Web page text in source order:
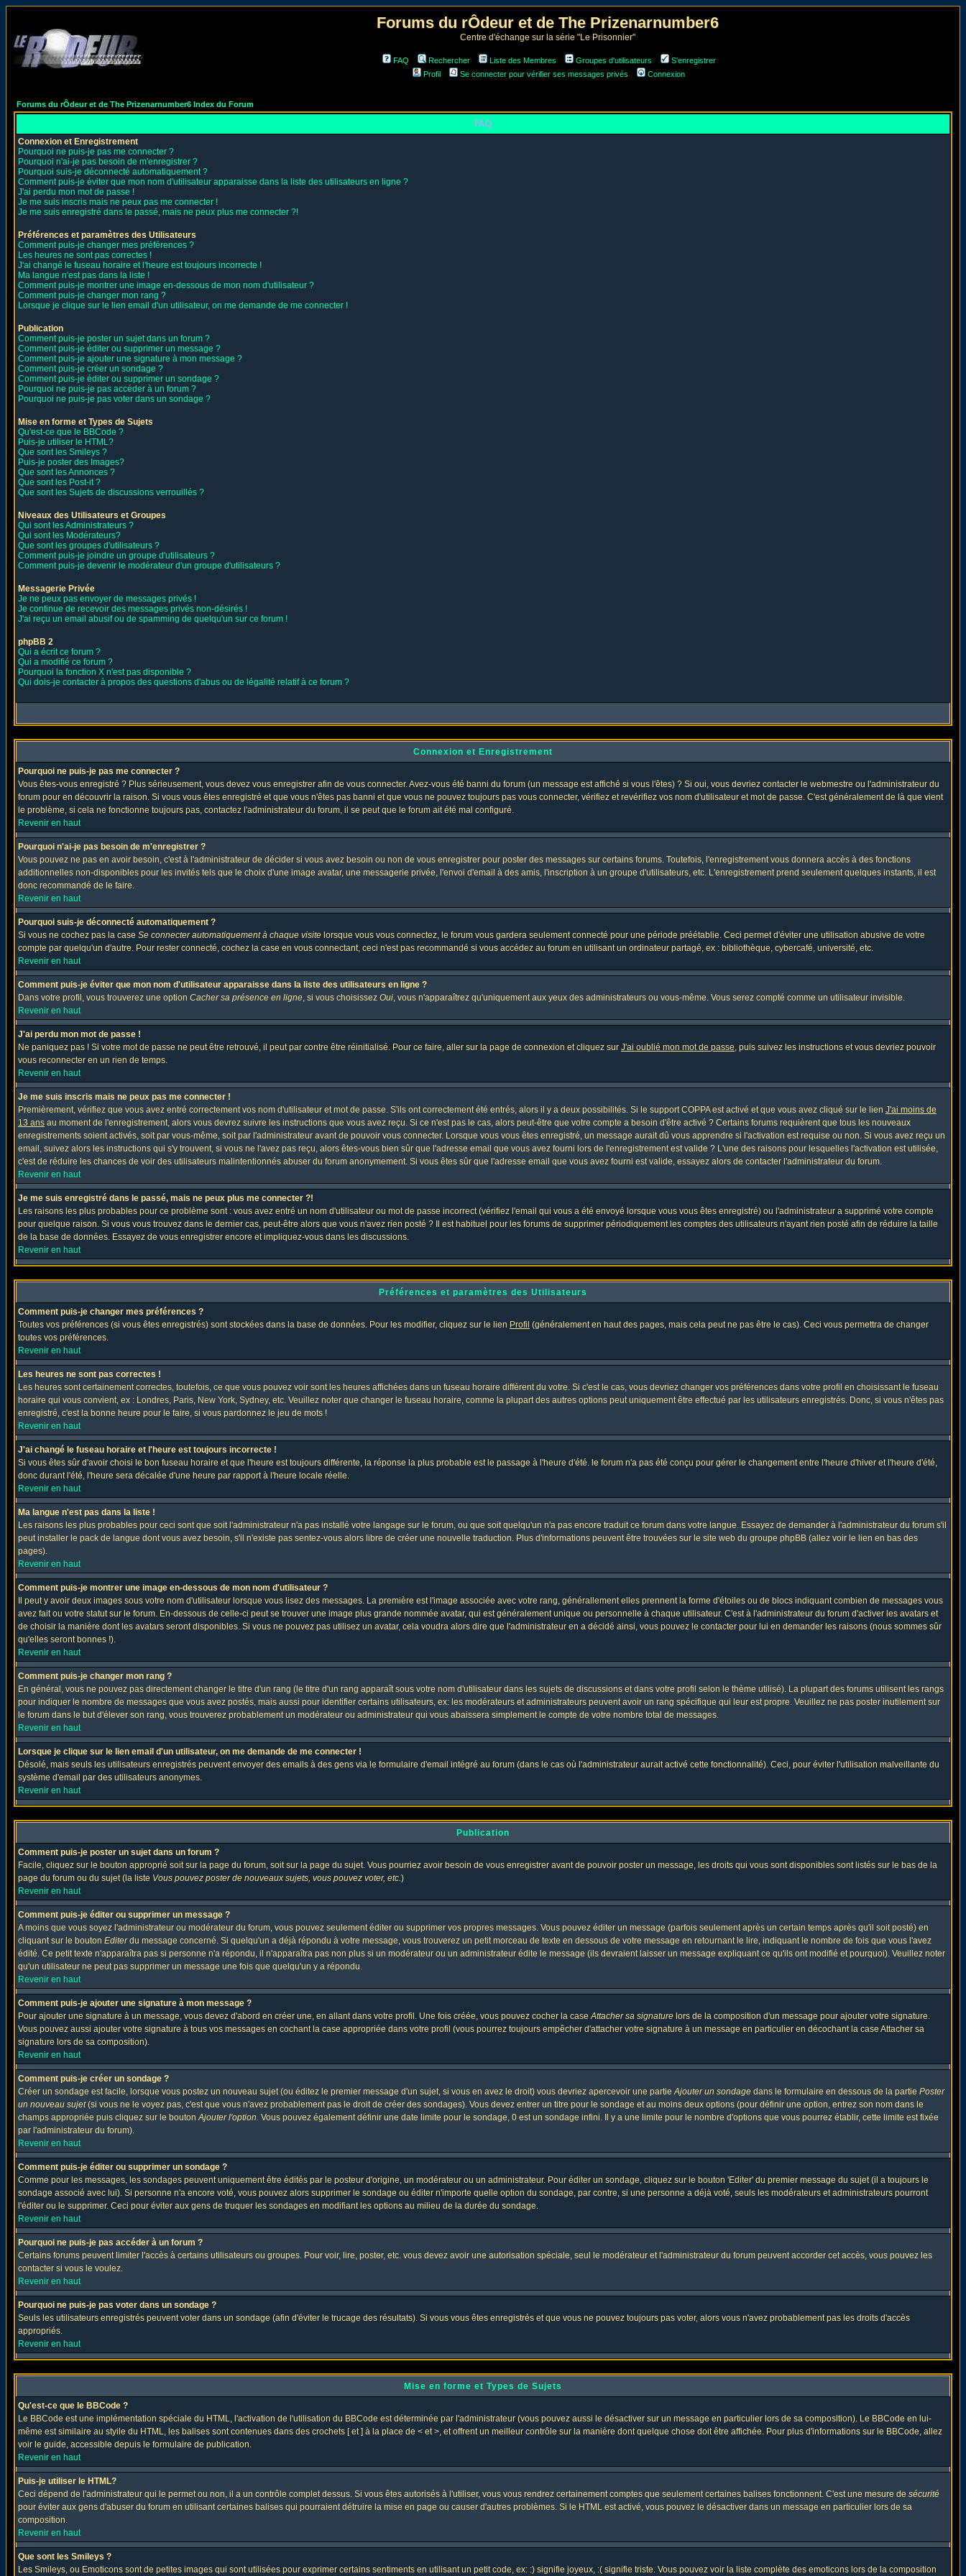
Forums du rÔdeur et de The Prizenarnumber6
Centre d'échange sur la série "Le Prisonnier"
FAQ Rechercher Liste des Membres Groupes d'utilisateurs
S'enregistrer
Profil
Se connecter pour vérifier ses messages privés Connexion
Forums du rÔdeur et de The Prizenarnumber6 Index du Forum
FAQ
Connexion et Enregistrement
Pourquoi ne puis-je pas me connecter ?
Pourquoi n'ai-je pas besoin de m'enregistrer ?
Pourquoi suis-je déconnecté automatiquement ?
Comment puis-je éviter que mon nom d'utilisateur apparaisse dans la liste des utilisateurs en ligne ?
J'ai perdu mon mot de passe !
Je me suis inscris mais ne peux pas me connecter !
Je me suis enregistré dans le passé, mais ne peux plus me connecter ?!
Préférences et paramètres des Utilisateurs
Comment puis-je changer mes préférences ?
Les heures ne sont pas correctes !
J'ai changé le fuseau horaire et l'heure est toujours incorrecte !
Ma langue n'est pas dans la liste !
Comment puis-je montrer une image en-dessous de mon nom d'utilisateur ?
Comment puis-je changer mon rang ?
Lorsque je clique sur le lien email d'un utilisateur, on me demande de me connecter !
Publication
Comment puis-je poster un sujet dans un forum ?
Comment puis-je éditer ou supprimer un message ?
Comment puis-je ajouter une signature à mon message ?
Comment puis-je créer un sondage ?
Comment puis-je éditer ou supprimer un sondage ?
Pourquoi ne puis-je pas accéder à un forum ?
Pourquoi ne puis-je pas voter dans un sondage ?
Mise en forme et Types de Sujets
Qu'est-ce que le BBCode ?
Puis-je utiliser le HTML?
Que sont les Smileys ?
Puis-je poster des Images?
Que sont les Annonces ?
Que sont les Post-it ?
Que sont les Sujets de discussions verrouillés ?
Niveaux des Utilisateurs et Groupes
Qui sont les Administrateurs ?
Qui sont les Modérateurs?
Que sont les groupes d'utilisateurs ?
Comment puis-je joindre un groupe d'utilisateurs ?
Comment puis-je devenir le modérateur d'un groupe d'utilisateurs ?
Messagerie Privée
Je ne peux pas envoyer de messages privés !
Je continue de recevoir des messages privés non-désirés !
J'ai reçu un email abusif ou de spamming de quelqu'un sur ce forum !
phpBB 2
Qui a écrit ce forum ?
Qui a modifié ce forum ?
Pourquoi la fonction X n'est pas disponible ?
Qui dois-je contacter à propos des questions d'abus ou de légalité relatif à ce forum ?
Connexion et Enregistrement
Pourquoi ne puis-je pas me connecter ?
Vous êtes-vous enregistré ? Plus sérieusement, vous devez vous enregistrer afin de vous connecter. Avez-vous été banni du forum (un message est affiché si vous l'êtes) ? Si oui, vous devriez contacter le webmestre ou l'administrateur du
forum pour en découvrir la raison. Si vous vous êtes enregistré et que vous n'êtes pas banni et que vous ne pouvez toujours pas vous connecter, vérifiez et revérifiez vos nom d'utilisateur et mot de passe. C'est généralement de là que vient
le problème, si cela ne fonctionne toujours pas, contactez l'administrateur du forum, il se peut que le forum ait été mal configuré.
Revenir en haut
Pourquoi n'ai-je pas besoin de m'enregistrer ?
Vous pouvez ne pas en avoir besoin, c'est à l'administrateur de décider si vous avez besoin ou non de vous enregistrer pour poster des messages sur certains forums. Toutefois, l'enregistrement vous donnera accès à des fonctions
additionnelles non-disponibles pour les invités tels que le choix d'une image avatar, une messagerie privée, l'envoi d'email à des amis, l'inscription à un groupe d'utilisateurs, etc. L'enregistrement prend seulement quelques instants, il est
donc recommandé de le faire.
Revenir en haut
Pourquoi suis-je déconnecté automatiquement ?
Si vous ne cochez pas la case Se connecter automatiquement à chaque visite lorsque vous vous connectez, le forum vous gardera seulement connecté pour une période préétablie. Ceci permet d'éviter une utilisation abusive de votre
compte par quelqu'un d'autre. Pour rester connecté, cochez la case en vous connectant, ceci n'est pas recommandé si vous accédez au forum en utilisant un ordinateur partagé, ex : bibliothèque, cybercafé, université, etc.
Revenir en haut
Comment puis-je éviter que mon nom d'utilisateur apparaisse dans la liste des utilisateurs en ligne ?
Dans votre profil, vous trouverez une option Cacher sa présence en ligne, si vous choisissez Oui, vous n'apparaîtrez qu'uniquement aux yeux des administrateurs ou vous-même. Vous serez compté comme un utilisateur invisible.
Revenir en haut
J'ai perdu mon mot de passe !
Ne paniquez pas ! Si votre mot de passe ne peut être retrouvé, il peut par contre être réinitialisé. Pour ce faire, aller sur la page de connexion et cliquez sur J'ai oublié mon mot de passe, puis suivez les instructions et vous devriez pouvoir
vous reconnecter en un rien de temps.
Revenir en haut
Je me suis inscris mais ne peux pas me connecter !
Premièrement, vérifiez que vous avez entré correctement vos nom d'utilisateur et mot de passe. S'ils ont correctement été entrés, alors il y a deux possibilités. Si le support COPPA est activé et que vous avez cliqué sur le lien J'ai moins de
13 ans au moment de l'enregistrement, alors vous devrez suivre les instructions que vous avez reçu. Si ce n'est pas le cas, alors peut-être que votre compte a besoin d'être activé ? Certains forums requièrent que tous les nouveaux
enregistrements soient activés, soit par vous-même, soit par l'administrateur avant de pouvoir vous connecter. Lorsque vous vous êtes enregistré, un message aurait dû vous apprendre si l'activation est requise ou non. Si vous avez reçu un
email, suivez alors les instructions qui s'y trouvent, si vous ne l'avez pas reçu, alors êtes-vous bien sûr que l'adresse email que vous avez fourni lors de l'enregistrement est valide ? L'une des raisons pour lesquelles l'activation est utilisée,
c'est de réduire les chances de voir des utilisateurs malintentionnés abuser du forum anonymement. Si vous êtes sûr que l'adresse email que vous avez fourni est valide, essayez alors de contacter l'administrateur du forum.
Revenir en haut
Je me suis enregistré dans le passé, mais ne peux plus me connecter ?!
Les raisons les plus probables pour ce problème sont : vous avez entré un nom d'utilisateur ou mot de passe incorrect (vérifiez l'email qui vous a été envoyé lorsque vous vous êtes enregistré) ou l'administrateur a supprimé votre compte
pour quelque raison. Si vous vous trouvez dans le dernier cas, peut-être alors que vous n'avez rien posté ? Il est habituel pour les forums de supprimer périodiquement les comptes des utilisateurs n'ayant rien posté afin de réduire la taille
de la base de données. Essayez de vous enregistrer encore et impliquez-vous dans les discussions.
Revenir en haut
Préférences et paramètres des Utilisateurs
Comment puis-je changer mes préférences ?
Toutes vos préférences (si vous êtes enregistrés) sont stockées dans la base de données. Pour les modifier, cliquez sur le lien Profil (généralement en haut des pages, mais cela peut ne pas être le cas). Ceci vous permettra de changer
toutes vos préférences.
Revenir en haut
Les heures ne sont pas correctes !
Les heures sont certainement correctes, toutefois, ce que vous pouvez voir sont les heures affichées dans un fuseau horaire différent du votre. Si c'est le cas, vous devriez changer vos préférences dans votre profil en choisissant le fuseau
horaire qui vous convient, ex : Londres, Paris, New York, Sydney, etc. Veuillez noter que changer le fuseau horaire, comme la plupart des autres options peut uniquement être effectué par les utilisateurs enregistrés. Donc, si vous n'êtes pas
enregistré, c'est la bonne heure pour le faire, si vous pardonnez le jeu de mots !
Revenir en haut
J'ai changé le fuseau horaire et l'heure est toujours incorrecte !
Si vous êtes sûr d'avoir choisi le bon fuseau horaire et que l'heure est toujours différente, la réponse la plus probable est le passage à l'heure d'été. le forum n'a pas été conçu pour gérer le changement entre l'heure d'hiver et l'heure d'été,
donc durant l'été, l'heure sera décalée d'une heure par rapport à l'heure locale réelle.
Revenir en haut
Ma langue n'est pas dans la liste !
Les raisons les plus probables pour ceci sont que soit l'administrateur n'a pas installé votre langage sur le forum, ou que soit quelqu'un n'a pas encore traduit ce forum dans votre langue. Essayez de demander à l'administrateur du forum s'il
peut installer le pack de langue dont vous avez besoin, s'il n'existe pas sentez-vous alors libre de créer une nouvelle traduction. Plus d'informations peuvent être trouvées sur le site web du groupe phpBB (allez voir le lien en bas des
pages).
Revenir en haut
Comment puis-je montrer une image en-dessous de mon nom d'utilisateur ?
Il peut y avoir deux images sous votre nom d'utilisateur lorsque vous lisez des messages. La première est l'image associée avec votre rang, générallement elles prennent la forme d'étoiles ou de blocs indiquant combien de messages vous
avez fait ou votre statut sur le forum. En-dessous de celle-ci peut se trouver une image plus grande nommée avatar, qui est généralement unique ou personnelle à chaque utilisateur. C'est à l'administrateur du forum d'activer les avatars et
de choisir la manière dont les avatars seront disponibles. Si vous ne pouvez pas utilisez un avatar, cela voudra alors dire que l'administrateur en a décidé ainsi, vous pouvez le contacter pour lui en demander les raisons (nous sommes sûr
qu'elles seront bonnes !).
Revenir en haut
Comment puis-je changer mon rang ?
En général, vous ne pouvez pas directement changer le titre d'un rang (le titre d'un rang apparaît sous votre nom d'utilisateur dans les sujets de discussions et dans votre profil selon le thème utilisé). La plupart des forums utilisent les rangs
pour indiquer le nombre de messages que vous avez postés, mais aussi pour identifier certains utilisateurs, ex: les modérateurs et administrateurs peuvent avoir un rang spécifique qui leur est propre. Veuillez ne pas poster inutilement sur
le forum dans le but d'élever son rang, vous trouverez probablement un modérateur ou administrateur qui vous abaissera simplement le compte de votre nombre total de messages.
Revenir en haut
Lorsque je clique sur le lien email d'un utilisateur, on me demande de me connecter !
Désolé, mais seuls les utilisateurs enregistrés peuvent envoyer des emails à des gens via le formulaire d'email intégré au forum (dans le cas où l'administrateur aurait activé cette fonctionnalité). Ceci, pour éviter l'utilisation malveillante du
système d'email par des utilisateurs anonymes.
Revenir en haut
Publication
Comment puis-je poster un sujet dans un forum ?
Facile, cliquez sur le bouton approprié soit sur la page du forum, soit sur la page du sujet. Vous pourriez avoir besoin de vous enregistrer avant de pouvoir poster un message, les droits qui vous sont disponibles sont listés sur le bas de la
page du forum ou du sujet (la liste Vous pouvez poster de nouveaux sujets, vous pouvez voter, etc.)
Revenir en haut
Comment puis-je éditer ou supprimer un message ?
A moins que vous soyez l'administrateur ou modérateur du forum, vous pouvez seulement éditer ou supprimer vos propres messages. Vous pouvez éditer un message (parfois seulement après un certain temps après qu'il soit posté) en
cliquant sur le bouton Editerdu message concerné. Si quelqu'un a déjà répondu à votre message, vous trouverez un petit morceau de texte en dessous de votre message en retournant le lire, indiquant le nombre de fois que vous l'avez
édité. Ce petit texte n'apparaîtra pas si personne n'a répondu, il n'apparaîtra pas non plus si un modérateur ou un administrateur édite le message (ils devraient laisser un message expliquant ce qu'ils ont modifié et pourquoi). Veuillez noter
qu'un utilisateur ne peut pas supprimer un message une fois que quelqu'un y a répondu.
Revenir en haut
Comment puis-je ajouter une signature à mon message ?
Pour ajouter une signature à un message, vous devez d'abord en créer une, en allant dans votre profil. Une fois créée, vous pouvez cocher la caseAttacher sa signature lors de la composition d'un message pour ajouter votre signature.
Vous pouvez aussi ajouter votre signature à tous vos messages en cochant la case appropriée dans votre profil (vous pourrez toujours empêcher d'attacher votre signature à un message en particulier en décochant la case Attacher sa
signature lors de sa composition).
Revenir en haut
Comment puis-je créer un sondage ?
Créer un sondage est facile, lorsque vous postez un nouveau sujet (ou éditez le premier message d'un sujet, si vous en avez le droit) vous devriez apercevoir une partieAjouter un sondage dans le formulaire en dessous de la partie Poster
un nouveau sujet(si vous ne le voyez pas, c'est que vous n'avez probablement pas le droit de créer des sondages). Vous devez entrer un titre pour le sondage et au moins deux options (pour définir une option, entrez son nom dans le
champs appropriée puis cliquez sur le boutonAjouter l'option. Vous pouvez également définir une date limite pour le sondage, 0 est un sondage infini. Il y a une limite pour le nombre d'options que vous pourrez établir, cette limite est fixée
par l'administrateur du forum).
Revenir en haut
Comment puis-je éditer ou supprimer un sondage ?
Comme pour les messages, les sondages peuvent uniquement être édités par le posteur d'origine, un modérateur ou un administrateur. Pour éditer un sondage, cliquez sur le bouton 'Editer' du premier message du sujet (il a toujours le
sondage associé avec lui). Si personne n'a encore voté, vous pouvez alors supprimer le sondage ou éditer n'importe quelle option du sondage, par contre, si une personne a déjà voté, seuls les modérateurs et administrateurs pourront
l'éditer ou le supprimer. Ceci pour éviter aux gens de truquer les sondages en modifiant les options au milieu de la durée du sondage.
Revenir en haut
Pourquoi ne puis-je pas accéder à un forum ?
Certains forums peuvent limiter l'accès à certains utilisateurs ou groupes. Pour voir, lire, poster, etc. vous devez avoir une autorisation spéciale, seul le modérateur et l'administrateur du forum peuvent accorder cet accès, vous pouvez les
contacter si vous le voulez.
Revenir en haut
Pourquoi ne puis-je pas voter dans un sondage ?
Seuls les utilisateurs enregistrés peuvent voter dans un sondage (afin d'éviter le trucage des résultats). Si vous vous êtes enregistrés et que vous ne pouvez toujours pas voter, alors vous n'avez probablement pas les droits d'accès
appropriés.
Revenir en haut
Mise en forme et Types de Sujets
Qu'est-ce que le BBCode ?
Le BBCode est une implémentation spéciale du HTML, l'activation de l'utilisation du BBCode est déterminée par l'administrateur (vous pouvez aussi le désactiver sur un message en particulier lors de sa composition). Le BBCode en lui-
même est similaire au styile du HTML, les balises sont contenues dans des crochets [ et ] à la place de < et >, et offrent un meilleur contrôle sur la manière dont quelque chose doit être affichée. Pour plus d'informations sur le BBCode, allez
voir le guide, accessible depuis le formulaire de publication.
Revenir en haut
Puis-je utiliser le HTML?
Ceci dépend de l'administrateur qui le permet ou non, il a un contrôle complet dessus. Si vous êtes autorisés à l'utiliser, vous vous rendrez certainement comptes que seulement certaines balises fonctionnent. C'est une mesure de sécurité
pour éviter aux gens d'abuser du forum en utilisant certaines balises qui pourraient détruire la mise en page ou causer d'autres problèmes. Si le HTML est activé, vous pouvez le désactiver dans un message en particulier lors de sa
composition.
Revenir en haut
Que sont les Smileys ?
Les Smileys, ou Emoticons sont de petites images qui sont utilisées pour exprimer certains sentiments en utilisant un petit code, ex: :) signifie joyeux, :( signifie triste. Vous pouvez voir la liste complète des emoticons lors de la composition